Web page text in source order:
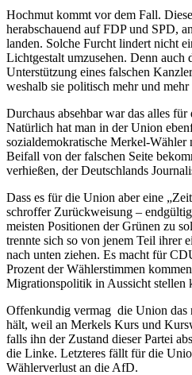
Hochmut kommt vor dem Fall.
herabschauend auf FDP und SPD,
landen. Solche Furcht lindert nicht
Lichtgestalt umzusehen. Denn
Unterstützung eines falschen
weshalb sie politisch mehr und mehr
Durchaus absehbar war das alles
Natürlich hat man in der Union
sozialdemokratische Merkel-
Beifall von der falschen Seite
verhießen, der Deutschlands
Dass es für die Union aber eine
schroffer Zurückweisung –
meisten Positionen der Grünen zu
trennte sich so von jenem Teil ihrer
nach unten ziehen. Es macht für
Prozent der Wählerstimmen
Migrationspolitik in Aussicht stellen
Offenkundig vermag die Union das
hält, weil an Merkels Kurs und
falls ihn der Zustand dieser Partei
die Linke. Letzteres fällt für die
Wählerverlust an die AfD.